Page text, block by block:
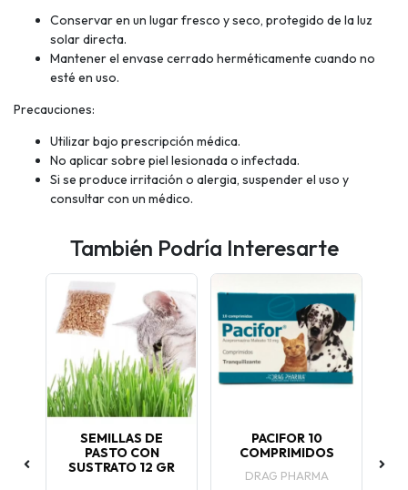
Conservar en un lugar fresco y seco, protegido de la luz
solar directa.
Mantener el envase cerrado herméticamente cuando no
esté en uso.
Precauciones:
Utilizar bajo prescripción médica.
No aplicar sobre piel lesionada o infectada.
Si se produce irritación o alergia, suspender el uso y
consultar con un médico.
También Podría Interesarte
SEMILLAS DE
PASTO CON
SUSTRATO 12 GR
PACIFOR 10
COMPRIMIDOS
DRAG PHARMA